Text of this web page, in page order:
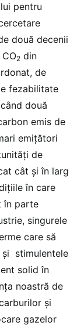
pentru
două decenii
2 din
de
fezabilitate
două
emis de
emițători
de
cât și în larg
în care
în parte
singurele
care să
și stimulentele
solid în
noastră de
și
gazelor